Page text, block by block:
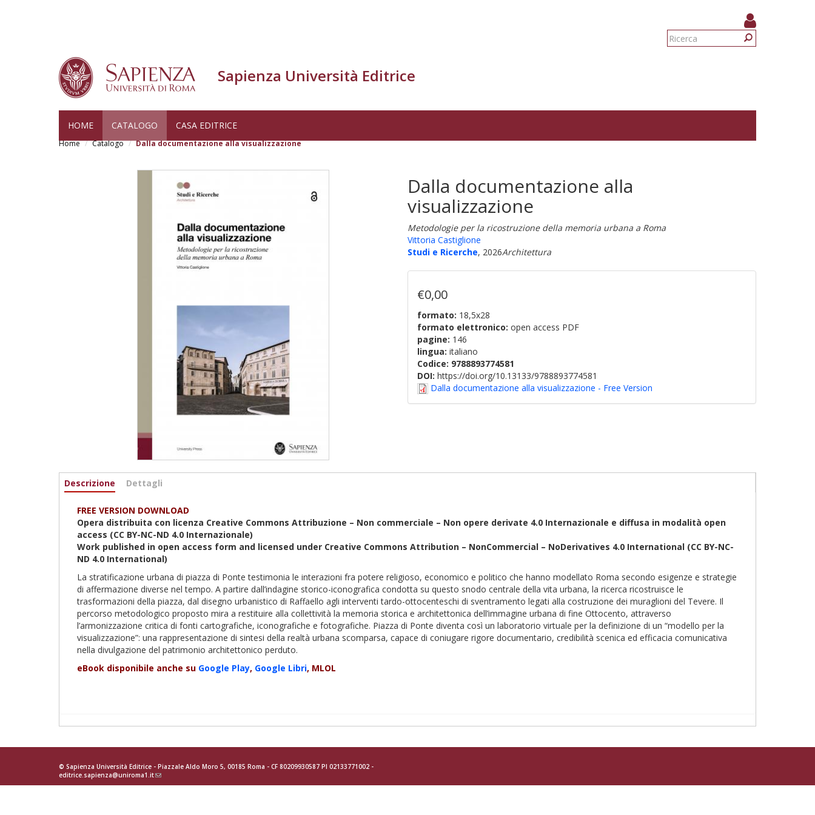
Form
Sapienza Università Editrice
HOME CATALOGO CASA EDITRICE
Home Catalogo Dalla documentazione alla visualizzazione
Dalla documentazione alla
visualizzazione
Metodologie per la ricostruzione della memoria urbana a Roma
Vittoria Castiglione
Studi e Ricerche, 2026Architettura
€0,00
formato: 18,5x28
formato elettronico: open access PDF
pagine: 146
lingua: italiano
Codice: 9788893774581
DOI: https://doi.org/10.13133/9788893774581
Dalla documentazione alla visualizzazione - Free Version
Informazioni
Descrizione (scheda
Dettagli
FREE VERSION DOWNLOAD
Opera distribuita con licenza Creative Commons Attribuzione – Non commerciale – Non opere derivate 4.0 Internazionale e diffusa in modalità open
access (CC BY-NC-ND 4.0 Internazionale)
Work published in open access form and licensed under Creative Commons Attribution – NonCommercial – NoDerivatives 4.0 International (CC BY-NC-
ND 4.0 International)
La stratificazione urbana di piazza di Ponte testimonia le interazioni fra potere religioso, economico e politico che hanno modellato Roma secondo esigenze e strategie
di affermazione diverse nel tempo. A partire dall’indagine storico-iconografica condotta su questo snodo centrale della vita urbana, la ricerca ricostruisce le
trasformazioni della piazza, dal disegno urbanistico di Raffaello agli interventi tardo-ottocenteschi di sventramento legati alla costruzione dei muraglioni del Tevere. Il
percorso metodologico proposto mira a restituire alla collettività la memoria storica e architettonica dell’immagine urbana di fine Ottocento, attraverso
l’armonizzazione critica di fonti cartografiche, iconografiche e fotografiche. Piazza di Ponte diventa così un laboratorio virtuale per la definizione di un “modello per la
visualizzazione”: una rappresentazione di sintesi della realtà urbana scomparsa, capace di coniugare rigore documentario, credibilità scenica ed efficacia comunicativa
nella divulgazione del patrimonio architettonico perduto.
eBook disponibile anche su Google Play, Google Libri, MLOL
© Sapienza Università Editrice - Piazzale Aldo Moro 5, 00185 Roma - CF 80209930587 PI 02133771002 -
editrice.sapienza@uniroma1.it(link
sends